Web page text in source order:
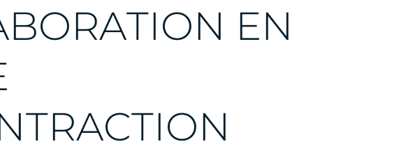
BORATION EN
TRACTION